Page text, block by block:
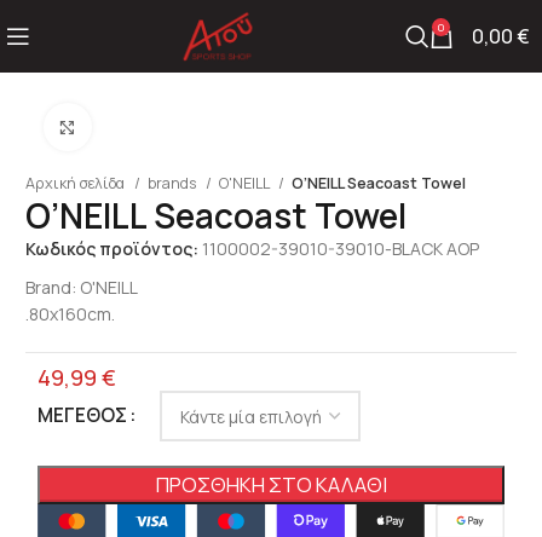
0 0,00€
Αρχική σελίδα brands O'NEILL O’NEILL Seacoast Towel
O’NEILL Seacoast Towel
Κωδικός προϊόντος: 1100002-39010-39010-BLACK AOP
Brand: O'NEILL
.80x160cm.
49,99 €
ΜΈΓΕΘΟΣ
ΠΡΟΣΘΉΚΗ ΣΤΟ ΚΑΛΆΘΙ